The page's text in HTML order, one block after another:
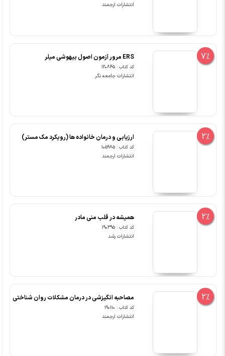
انتشارات ارجمند
7% ERS مرور آزمون اصول بیهوشی میلر
کد کتاب : 120845
انتشارات جامعه نگر
2% ارزیابی و درمان خانواده ها (رویکرد مک مستر)
کد کتاب : 105985
انتشارات ارجمند
2% همیشه در قلب منی مادر
کد کتاب : 190395
انتشارات رشد
2% مصاحبه انگیزشی در درمان مشکلات روان شناختی
کد کتاب : 190110
انتشارات ارجمند